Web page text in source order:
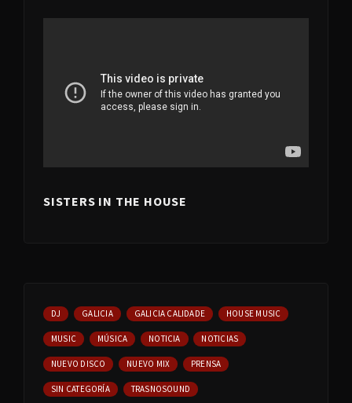
SISTERS IN THE HOUSE
DJ GALICIA GALICIA CALIDADE HOUSE MUSIC
MUSIC MÚSICA NOTICIA NOTICIAS
NUEVO DISCO NUEVO MIX PRENSA
SIN CATEGORÍA TRASNOSOUND